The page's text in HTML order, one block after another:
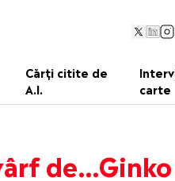
Cărți citite de
A.I.
carte